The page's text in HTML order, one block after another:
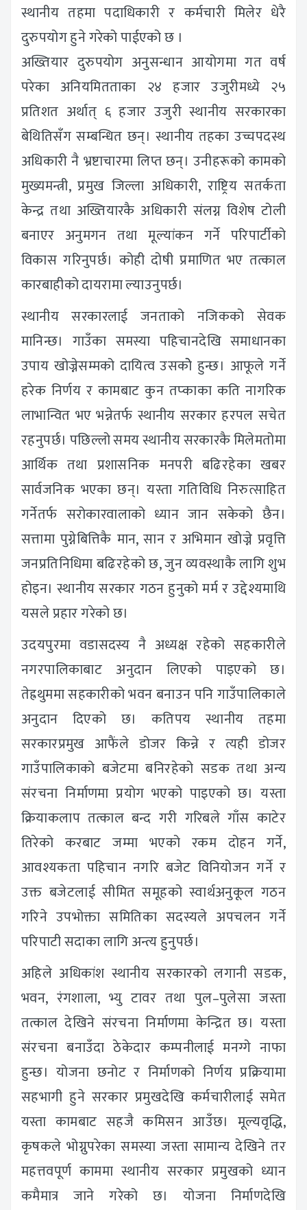
स्थानीय तहमा पदाधिकारी र कर्मचारी मिलेर धेरै
दुरुपयोग हुने गरेको पाईएको छ ।
अख्तियार दुरुपयोग अनुसन्धान आयोगमा गत वर्ष
परेका अनियमितताका २४ हजार उजुरीमध्ये २५
प्रतिशत अर्थात् ६ हजार उजुरी स्थानीय सरकारका
बेथितिसँग सम्बन्धित छन्। स्थानीय तहका उच्चपदस्थ
अधिकारी नै भ्रष्टाचारमा लिप्त छन्। उनीहरूको कामको
मुख्यमन्त्री, प्रमुख जिल्ला अधिकारी, राष्ट्रिय सतर्कता
केन्द्र तथा अख्तियारकै अधिकारी संलग्न विशेष टोली
बनाएर अनुमगन तथा मूल्यांकन गर्ने परिपार्टीको
विकास गरिनुपर्छ। कोही दोषी प्रमाणित भए तत्काल
कारबाहीको दायरामा ल्याउनुपर्छ।
स्थानीय सरकारलाई जनताको नजिकको सेवक
मानिन्छ। गाउँका समस्या पहिचानदेखि समाधानका
उपाय खोज्नेसम्मको दायित्व उसकोे हुन्छ। आफूले गर्ने
हरेक निर्णय र कामबाट कुन तप्काका कति नागरिक
लाभान्वित भए भन्नेतर्फ स्थानीय सरकार हरपल सचेत
रहनुपर्छ। पछिल्लो समय स्थानीय सरकारकै मिलेमतोमा
आर्थिक तथा प्रशासनिक मनपरी बढिरहेका खबर
सार्वजनिक भएका छन्। यस्ता गतिविधि निरुत्साहित
गर्नेतर्फ सरोकारवालाको ध्यान जान सकेको छैन।
सत्तामा पुग्नेबित्तिकै मान, सान र अभिमान खोज्ने प्रवृत्ति
जनप्रतिनिधिमा बढिरहेको छ, जुन व्यवस्थाकै लागि शुभ
होइन। स्थानीय सरकार गठन हुनुको मर्म र उद्देश्यमाथि
यसले प्रहार गरेको छ।
उदयपुरमा वडासदस्य नै अध्यक्ष रहेको सहकारीले
नगरपालिकाबाट अनुदान लिएको पाइएको छ।
तेह्रथुममा सहकारीको भवन बनाउन पनि गाउँपालिकाले
अनुदान दिएको छ। कतिपय स्थानीय तहमा
सरकारप्रमुख आफैंले डोजर किन्ने र त्यही डोजर
गाउँपालिकाको बजेटमा बनिरहेको सडक तथा अन्य
संरचना निर्माणमा प्रयोग भएको पाइएको छ। यस्ता
क्रियाकलाप तत्काल बन्द गरी गरिबले गाँस काटेर
तिरेको करबाट जम्मा भएको रकम दोहन गर्ने,
आवश्यकता पहिचान नगरि बजेट विनियोजन गर्ने र
उक्त बजेटलाई सीमित समूहको स्वार्थअनुकूल गठन
गरिने उपभोक्ता समितिका सदस्यले अपचलन गर्ने
परिपाटी सदाका लागि अन्त्य हुनुपर्छ।
अहिले अधिकांश स्थानीय सरकारको लगानी सडक,
भवन, रंगशाला, भ्यु टावर तथा पुल–पुलेसा जस्ता
तत्काल देखिने संरचना निर्माणमा केन्द्रित छ। यस्ता
संरचना बनाउँदा ठेकेदार कम्पनीलाई मनग्गे नाफा
हुन्छ। योजना छनोट र निर्माणको निर्णय प्रक्रियामा
सहभागी हुने सरकार प्रमुखदेखि कर्मचारीलाई समेत
यस्ता कामबाट सहजै कमिसन आउँछ। मूल्यवृद्धि,
कृषकले भोग्नुपरेका समस्या जस्ता सामान्य देखिने तर
महत्तवपूर्ण काममा स्थानीय सरकार प्रमुखको ध्यान
कमैमात्र जाने गरेको छ। योजना निर्माणदेखि